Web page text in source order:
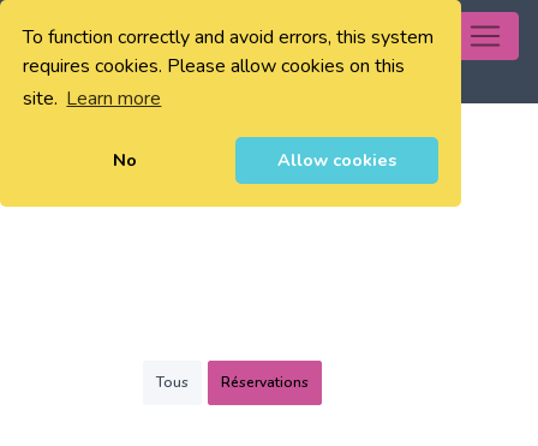
To function correctly and avoid errors, this system
requires cookies. Please allow cookies on this
site. Learn more
No Allow cookies
0
Tous Réservations